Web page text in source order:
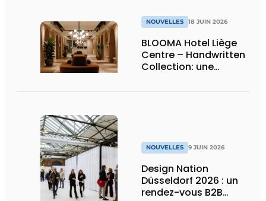
NOUVELLES 18 JUIN 2026
BLOOMA Hotel Liège
Centre – Handwritten
Collection: une
NOUVELLES 9 JUIN 2026
Design Nation
Düsseldorf 2026 : un
rendez-vous B2B